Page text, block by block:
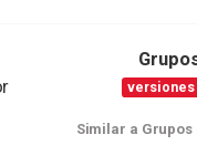
versiones
Similar a Grupos